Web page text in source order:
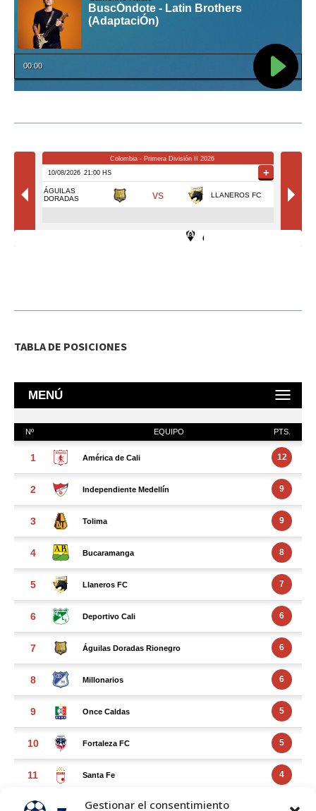
Gestionar el consentimiento
TABLA DE POSICIONES